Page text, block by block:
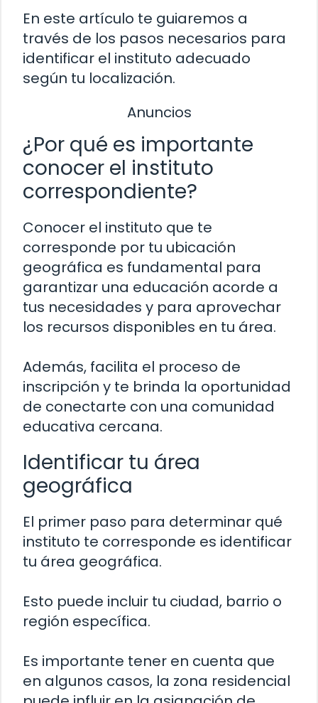
En este artículo te guiaremos a
través de los pasos necesarios para
identificar el instituto adecuado
según tu localización.
Anuncios
¿Por qué es importante
conocer el instituto
correspondiente?
Conocer el instituto que te
corresponde por tu ubicación
geográfica es fundamental para
garantizar una educación acorde a
tus necesidades y para aprovechar
los recursos disponibles en tu área.
Además, facilita el proceso de
inscripción y te brinda la oportunidad
de conectarte con una comunidad
educativa cercana.
Identificar tu área
geográfica
El primer paso para determinar qué
instituto te corresponde es identificar
tu área geográfica.
Esto puede incluir tu ciudad, barrio o
región específica.
Es importante tener en cuenta que
en algunos casos, la zona residencial